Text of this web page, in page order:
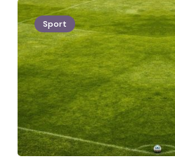
Sport